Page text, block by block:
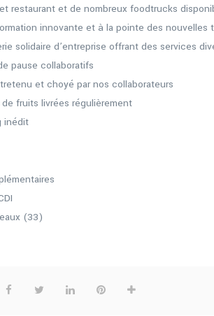
restaurant et de nombreux foodtrucks
innovante et à la pointe des nouvelles
solidaire d’entreprise offrant des services
pause collaboratifs
et choyé par nos collaborateurs
fruits livrées régulièrement
inédit
(33)